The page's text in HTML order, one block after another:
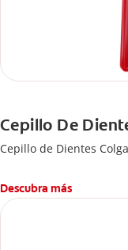
Cepillo De
Cepillo de Dientes
Descubra más